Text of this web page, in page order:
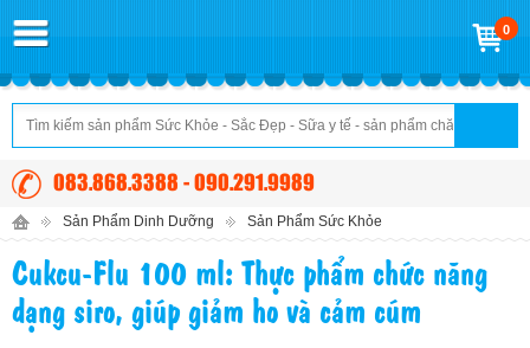
0
083.868.3388 - 090.291.9989
Sản Phẩm Dinh Dưỡng Sản Phẩm Sức Khỏe
Cukcu-Flu 100 ml: Thực phẩm chức năng
dạng siro, giúp giảm ho và cảm cúm